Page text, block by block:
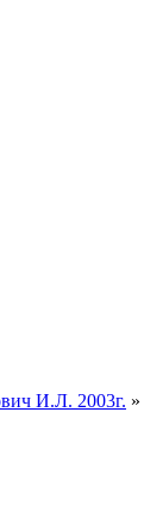
И.Л. 2003г. »